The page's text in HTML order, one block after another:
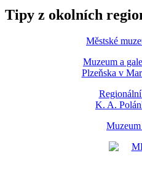
Tipy z okolních
Městské
Muzeum a
Plzeňska v
K. A.